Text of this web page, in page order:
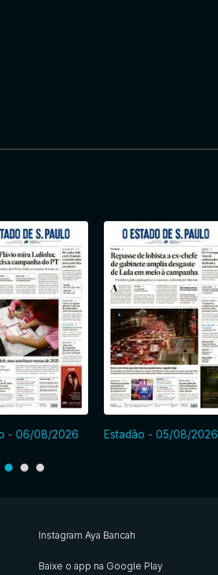
- 06/08/2026 Estadão - 05/08/2026
Instagram Aya Bancah
Baixe o app na Google Play